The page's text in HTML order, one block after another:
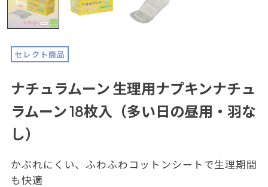
セレクト商品
ナチュラムーン 生理用ナプキンナチュ
ラムーン 18枚入（多い日の昼用・羽な
し）
かぶれにくい、ふわふわコットンシートで生理期間
も快適